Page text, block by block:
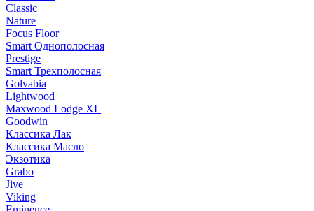
Classic
Nature
Focus Floor
Smart Однополосная
Prestige
Smart Трехполосная
Golvabia
Lightwood
Maxwood Lodge XL
Goodwin
Классика Лак
Классика Масло
Экзотика
Grabo
Jive
Viking